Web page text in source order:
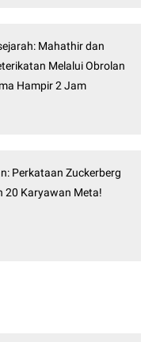
Mahathir dan
Melalui Obrolan
Hampir 2 Jam
Perkataan Zuckerberg
20 Karyawan Meta!